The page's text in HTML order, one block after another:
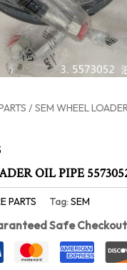
/ SEM WHEEL
OIL PIPE
PARTS Tag:SEM
Safe Checkout